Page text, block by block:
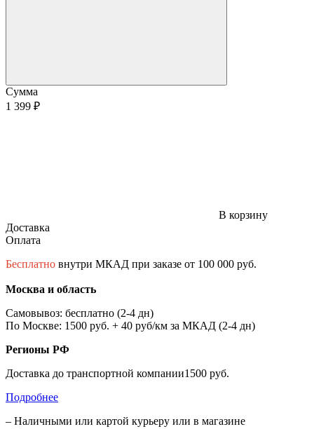
Сумма
1 399 ₽
В корзину
Доставка
Оплата
Бесплатно внутри МКАД при заказе от 100 000 руб.
Москва и область
Самовывоз: бесплатно (2-4 дн)
По Москве: 1500 руб. + 40 руб/км за МКАД (2-4 дн)
Регионы РФ
Доставка до транспортной компании1500 руб.
Подробнее
– Наличными или картой курьеру или в магазине